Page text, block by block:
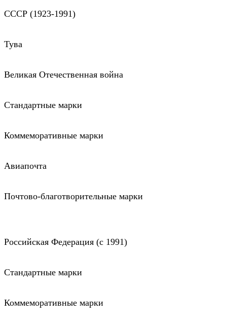
СССР (1923-1991)
Тува
Великая Отечественная война
Стандартные марки
Коммеморативные марки
Авиапочта
Почтово-благотворительные марки
Российская Федерация (c 1991)
Стандартные марки
Коммеморативные марки